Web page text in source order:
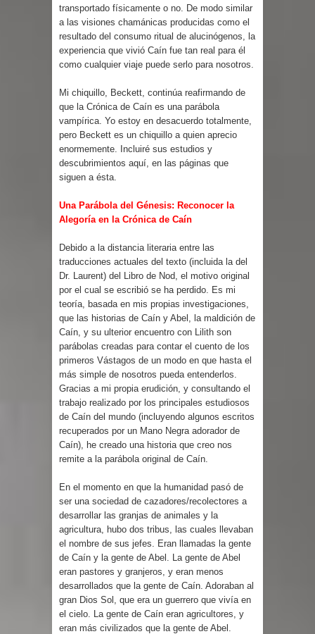
transportado físicamente o no. De modo similar
a las visiones chamánicas producidas como el
resultado del consumo ritual de alucinógenos, la
experiencia que vivió Caín fue tan real para él
como cualquier viaje puede serlo para nosotros.
Mi chiquillo, Beckett, continúa reafirmando de
que la Crónica de Caín es una parábola
vampírica. Yo estoy en desacuerdo totalmente,
pero Beckett es un chiquillo a quien aprecio
enormemente. Incluiré sus estudios y
descubrimientos aquí, en las páginas que
siguen a ésta.
Una Parábola del Génesis: Reconocer la
Alegoría en la Crónica de Caín
Debido a la distancia literaria entre las
traducciones actuales del texto (incluida la del
Dr. Laurent) del Libro de Nod, el motivo original
por el cual se escribió se ha perdido. Es mi
teoría, basada en mis propias investigaciones,
que las historias de Caín y Abel, la maldición de
Caín, y su ulterior encuentro con Lilith son
parábolas creadas para contar el cuento de los
primeros Vástagos de un modo en que hasta el
más simple de nosotros pueda entenderlos.
Gracias a mi propia erudición, y consultando el
trabajo realizado por los principales estudiosos
de Caín del mundo (incluyendo algunos escritos
recuperados por un Mano Negra adorador de
Caín), he creado una historia que creo nos
remite a la parábola original de Caín.
En el momento en que la humanidad pasó de
ser una sociedad de cazadores/recolectores a
desarrollar las granjas de animales y la
agricultura, hubo dos tribus, las cuales llevaban
el nombre de sus jefes. Eran llamadas la gente
de Caín y la gente de Abel. La gente de Abel
eran pastores y granjeros, y eran menos
desarrollados que la gente de Caín. Adoraban al
gran Dios Sol, que era un guerrero que vivía en
el cielo. La gente de Caín eran agricultores, y
eran más civilizados que la gente de Abel.